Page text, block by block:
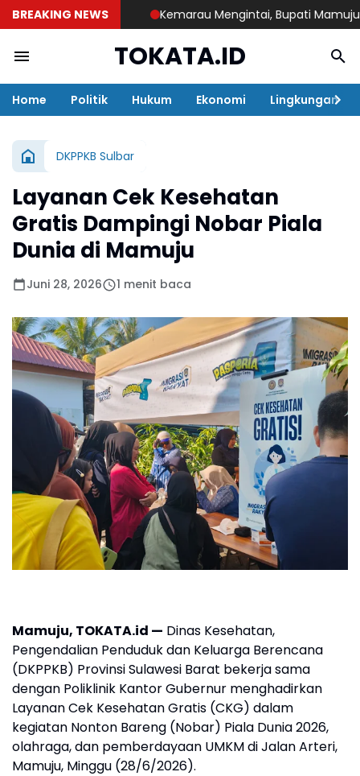
BREAKING NEWS Kemarau Mengintai, Bupati Mamuju
TOKATA.ID
Home Politik Hukum Ekonomi Lingkungan
DKPPKB Sulbar
Layanan Cek Kesehatan
Gratis Dampingi Nobar Piala
Dunia di Mamuju
Juni 28, 2026 1 menit baca
Mamuju, TOKATA.id — Dinas Kesehatan,
Pengendalian Penduduk dan Keluarga Berencana
(DKPPKB) Provinsi Sulawesi Barat bekerja sama
dengan Poliklinik Kantor Gubernur menghadirkan
Layanan Cek Kesehatan Gratis (CKG) dalam
kegiatan Nonton Bareng (Nobar) Piala Dunia 2026,
olahraga, dan pemberdayaan UMKM di Jalan Arteri,
Mamuju, Minggu (28/6/2026).